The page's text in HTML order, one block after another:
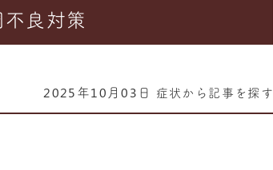
良対策
2025年10月03日 症状から記事を探す